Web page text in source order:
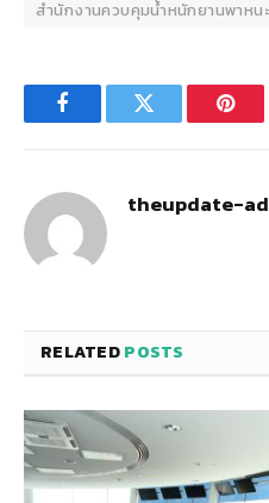
สำนักงานควบคุมน้ำหนักยานพาหนะ
FacebookTwitter
theupdate-
RELATEDPOSTS